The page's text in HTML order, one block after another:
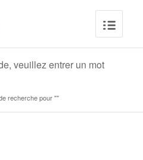
veuillez entrer un mot
recherche pour ""